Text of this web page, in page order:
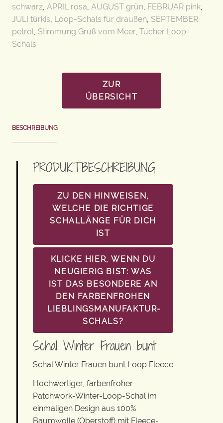
schwarz, APRIL rosa, AUGUST grün, FEBRUAR pink,
JULI türkis, Loop-Schals für draußen, SEPTEMBER
petrol, Stimmung Gruß vom Meer, Tücher Loop-
Schals
ZUR
ÜBERSICHT
BESCHREIBUNG
PRODUKTBESCHREIBUNG
ZU DEN HINWEISEN,
WELCHE DIE RICHTIGE
SCHALLÄNGE FÜR DICH
IST
KLICKE HIER, WENN DU
NEUGIERIG BIST: WAS
IST DAS BESONDERE AN
DEN FARBENFROHEN
LIEBLINGSMANUFAKTUR-
SCHALS?
Schal Winter Frauen bunt
Schal Winter Frauen bunt Loop Fleece
Hochwertiger, farbenfroher
Patchwork-Winter-Loop-Schal im
einmaligen Design aus 100%
Baumwolle (Oberstoff) mit Fleece-